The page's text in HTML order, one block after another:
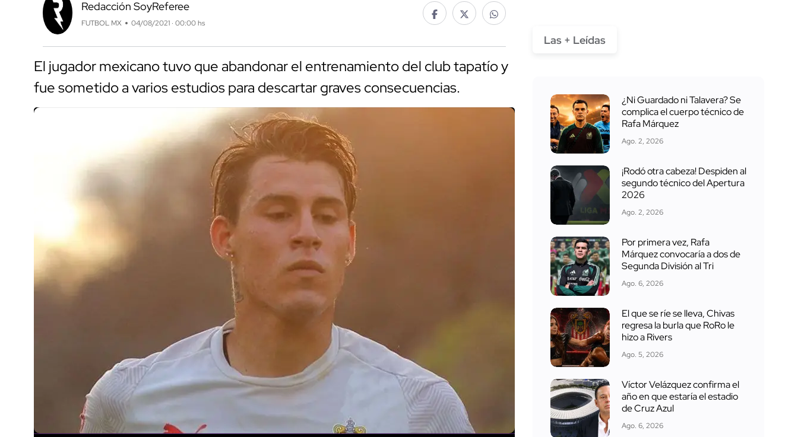
Redacción SoyReferee
FUTBOL MX 04/08/2021 · 00:00 hs
El jugador mexicano tuvo que abandonar el entrenamiento del club tapatío y
fue sometido a varios estudios para descartar graves consecuencias.
Las + Leídas
¿Ni Guardado ni Talavera? Se
complica el cuerpo técnico de
Rafa Márquez
Ago. 2, 2026
¡Rodó otra cabeza! Despiden al
segundo técnico del Apertura
2026
Ago. 2, 2026
Por primera vez, Rafa
Márquez convocaría a dos de
Segunda División al Tri
Ago. 6, 2026
El que se ríe se lleva, Chivas
regresa la burla que RoRo le
hizo a Rivers
Ago. 5, 2026
Víctor Velázquez confirma el
año en que estaría el estadio
de Cruz Azul
Ago. 6, 2026